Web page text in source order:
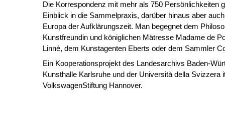
Die Korrespondenz mit mehr als 750 Persönlichkeiten
Einblick in die Sammelpraxis, darüber hinaus aber
Europa der Aufklärungszeit. Man begegnet dem
Kunstfreundin und königlichen Mätresse Madame de
Linné, dem Kunstagenten Eberts oder dem Sammler
Ein Kooperationsprojekt des Landesarchivs Baden-
Kunsthalle Karlsruhe und der Università della Svizzera
VolkswagenStiftung Hannover.